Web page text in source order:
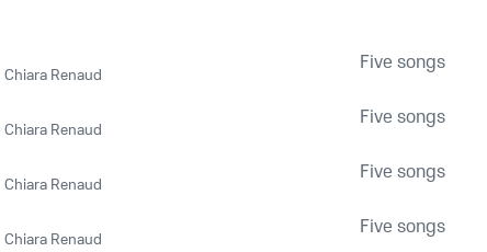
Chiara Renaud Five songs
Chiara Renaud Five songs
Chiara Renaud Five songs
Chiara Renaud Five songs